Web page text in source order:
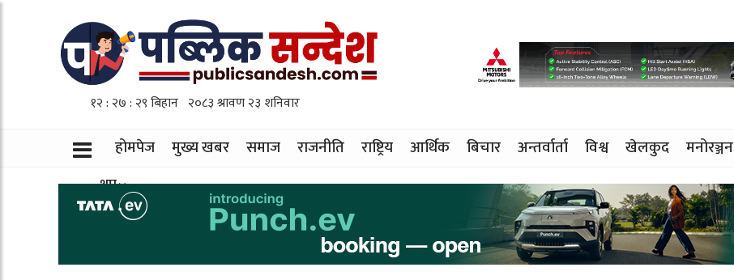
होमपेज मुख्य खबर समाज राजनीति राष्ट्रिय आर्थिक बिचार अन्तर्वार्ता विश्व खेलकुद
मनोरञ्जन
थप